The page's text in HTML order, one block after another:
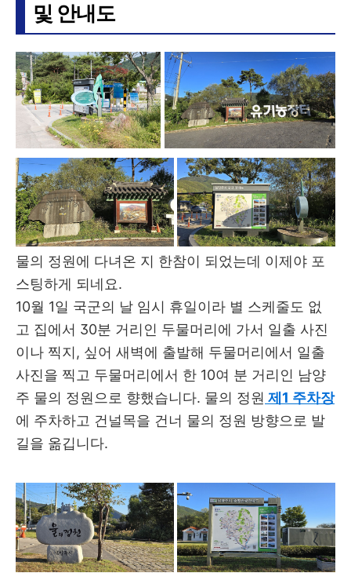
및 안내도
물의 정원에 다녀온 지 한참이 되었는데 이제야 포
스팅하게 되네요.
10월 1일 국군의 날 임시 휴일이라 별 스케줄도 없
고 집에서 30분 거리인 두물머리에 가서 일출 사진
이나 찍지, 싶어 새벽에 출발해 두물머리에서 일출
사진을 찍고 두물머리에서 한 10여 분 거리인 남양
주 물의 정원으로 향했습니다. 물의 정원 제1 주차장
에 주차하고 건널목을 건너 물의 정원 방향으로 발
길을 옮깁니다.